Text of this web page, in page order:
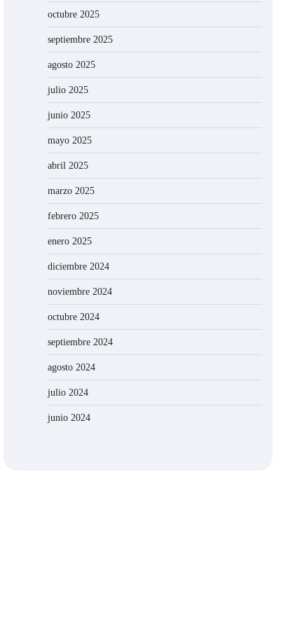
octubre 2025
septiembre 2025
agosto 2025
julio 2025
junio 2025
mayo 2025
abril 2025
marzo 2025
febrero 2025
enero 2025
diciembre 2024
noviembre 2024
octubre 2024
septiembre 2024
agosto 2024
julio 2024
junio 2024